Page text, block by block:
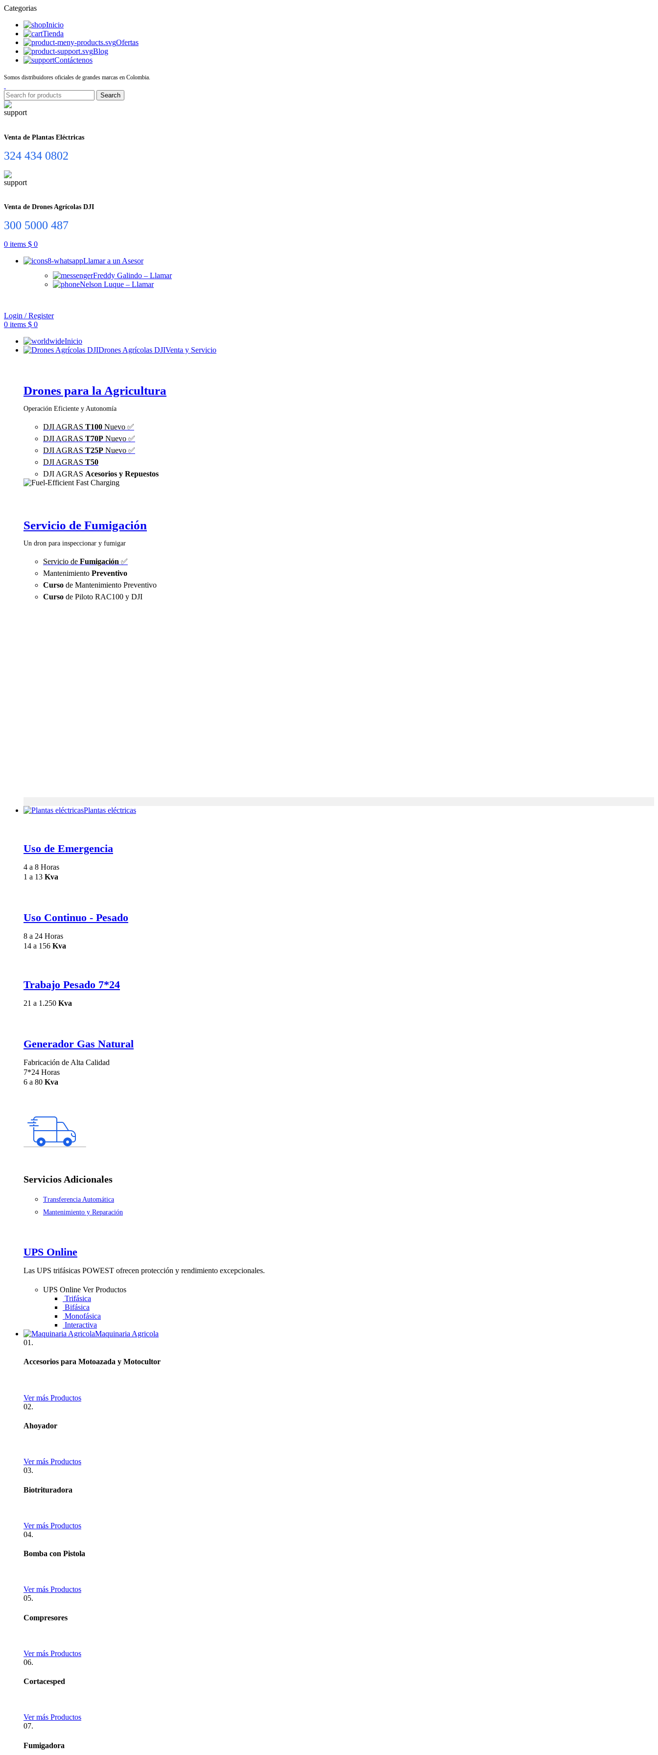
Categorias
Inicio
Tienda
Ofertas
Blog
Contáctenos
Somos distribuidores oficiales de grandes marcas en Colombia.
Search
Venta de Plantas Eléctricas
324 434 0802
Venta de Drones Agrícolas DJI
300 5000 487
0 items $ 0
Llamar a un Asesor
Freddy Galindo – Llamar
Nelson Luque – Llamar
Login / Register
0 items $ 0
Inicio
Drones Agrícolas DJIVenta y Servicio
Drones para la Agricultura
Operación Eficiente y Autonomía
DJI AGRAS T100 Nuevo ✅
DJI AGRAS T70P Nuevo ✅
DJI AGRAS T25P Nuevo ✅
DJI AGRAS T50
DJI AGRAS Acesorios y Repuestos
Servicio de Fumigación
Un dron para inspeccionar y fumigar
Servicio de Fumigación ✅
Mantenimiento Preventivo
Curso de Mantenimiento Preventivo
Curso de Piloto RAC100 y DJI
Plantas eléctricas
Uso de Emergencia
4 a 8 Horas
1 a 13 Kva
Uso Continuo - Pesado
8 a 24 Horas
14 a 156 Kva
Trabajo Pesado 7*24
21 a 1.250 Kva
Generador Gas Natural
Fabricación de Alta Calidad
7*24 Horas
6 a 80 Kva
Servicios Adicionales
Transferencia Automática
Mantenimiento y Reparación
UPS Online
Las UPS trifásicas POWEST ofrecen protección y rendimiento excepcionales.
UPS Online Ver Productos
Trifásica
Bifásica
Monofásica
Interactiva
Maquinaria Agricola
01.
Accesorios para Motoazada y Motocultor
Ver más Productos
02.
Ahoyador
Ver más Productos
03.
Biotrituradora
Ver más Productos
04.
Bomba con Pistola
Ver más Productos
05.
Compresores
Ver más Productos
06.
Cortacesped
Ver más Productos
07.
Fumigadora